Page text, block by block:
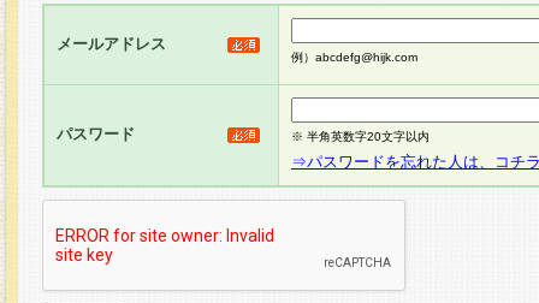
メールアドレス
例）abcdefg@hijk.com
パスワード ※ 半角英数字20文字以内
⇒パスワードを忘れた人は、コチ